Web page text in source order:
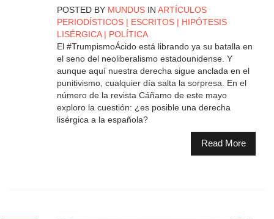
POSTED BY MUNDUSIN ARTÍCULOS
PERIODÍSTICOS| ESCRITOS| HIPÓTESIS
LISÉRGICA| POLÍTICA
El #TrumpismoÁcido está librando ya su batalla en
el seno del neoliberalismo estadounidense. Y
aunque aquí nuestra derecha sigue anclada en el
punitivismo, cualquier día salta la sorpresa. En el
número de la revista Cáñamo de este mayo
exploro la cuestión: ¿es posible una derecha
lisérgica a la española?
Read More